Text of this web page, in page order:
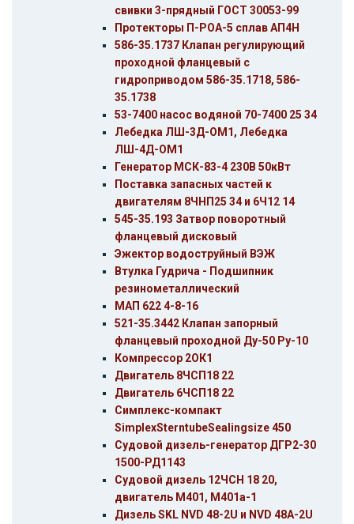
свивки 3-прядный ГОСТ 30053-99
Протекторы П-РОА-5 сплав АП4Н
586-35.1737 Клапан регулирующий
проходной фланцевый с
гидроприводом 586-35.1718, 586-
35.1738
53-7400 насос водяной 70-7400 25 34
Лебедка ЛШ-3Д-ОМ1, Лебедка
ЛШ-4Д-ОМ1
Генератор МСК-83-4 230В 50кВт
Поставка запасных частей к
двигателям 8ЧНП25 34 и 6Ч12 14
545-35.193 Затвор поворотный
фланцевый дисковый
Эжектор водоструйный ВЭЖ
Втулка Гудрича - Подшипник
резинометаллический
МАП 622 4-8-16
521-35.3442 Клапан запорный
фланцевый проходной Ду-50 Ру-10
Компрессор 2ОК1
Двигатель 8ЧСП18 22
Двигатель 6ЧСП18 22
Симплекс-компакт
SimplexSterntubeSealingsize 450
Судовой дизель-генератор ДГР2-30
1500-РД1143
Судовой дизель 12ЧСН 18 20,
двигатель М401, М401а-1
Дизель SKL NVD 48-2U и NVD 48A-2U